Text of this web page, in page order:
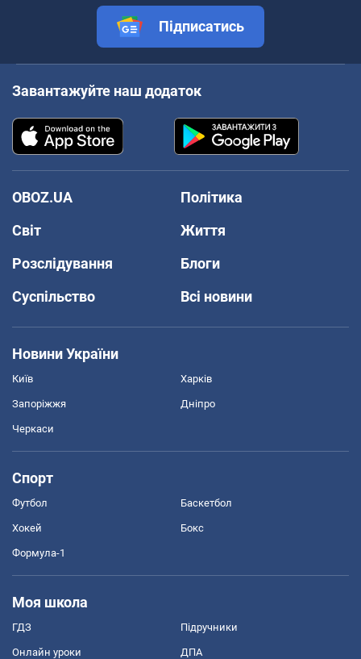
Підписатись
Завантажуйте наш додаток
OBOZ.UA
Політика
Світ
Життя
Розслідування
Блоги
Суспільство
Всі новини
Новини України
Київ Харків
Запоріжжя Дніпро
Черкаси
Спорт
Футбол Баскетбол
Хокей Бокс
Формула-1
Моя школа
ГДЗ Підручники
Онлайн уроки ДПА